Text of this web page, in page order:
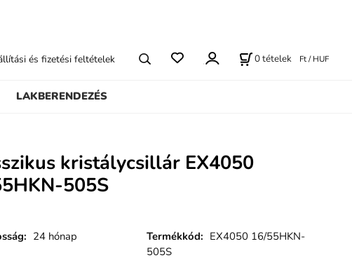
LAKBERENDEZÉS
és fizetési feltételek 0tételek Ft / HUF
kristálycsillár EX4050
505S
: 24 hónap Termékkód: EX4050 16/55HKN-
505S